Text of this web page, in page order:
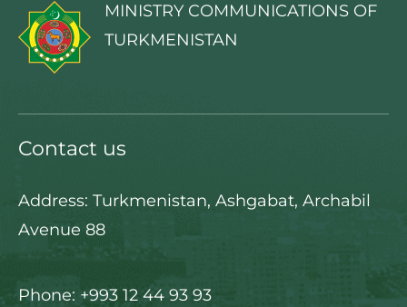
MINISTRY COMMUNICATIONS OF
TURKMENISTAN
Contact us
Address: Turkmenistan, Ashgabat, Archabil
Avenue 88
Phone: +993 12 44 93 93